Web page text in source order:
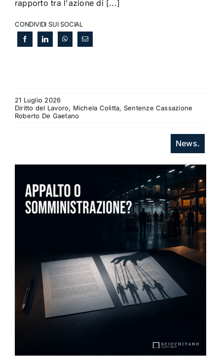
rapporto tra l'azione di [...]
CONDIVIDI SUI SOCIAL
21 Luglio 2026
Diritto del Lavoro, Michela Colitta, Sentenze Cassazione
Roberto De Gaetano
News.